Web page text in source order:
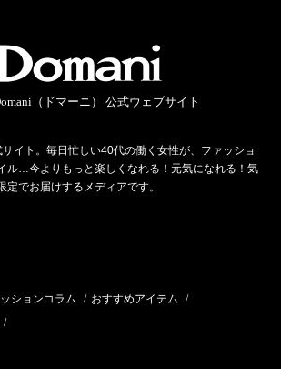
（ドマーニ） 公式ウェブサイト
イト。毎日忙しい40代の働く女性が、ファッショ
ル…今よりもっと楽しくなれる！元気になれる！気
でお届けするメディアです。
ションコラム / おすすめアイテム /
/